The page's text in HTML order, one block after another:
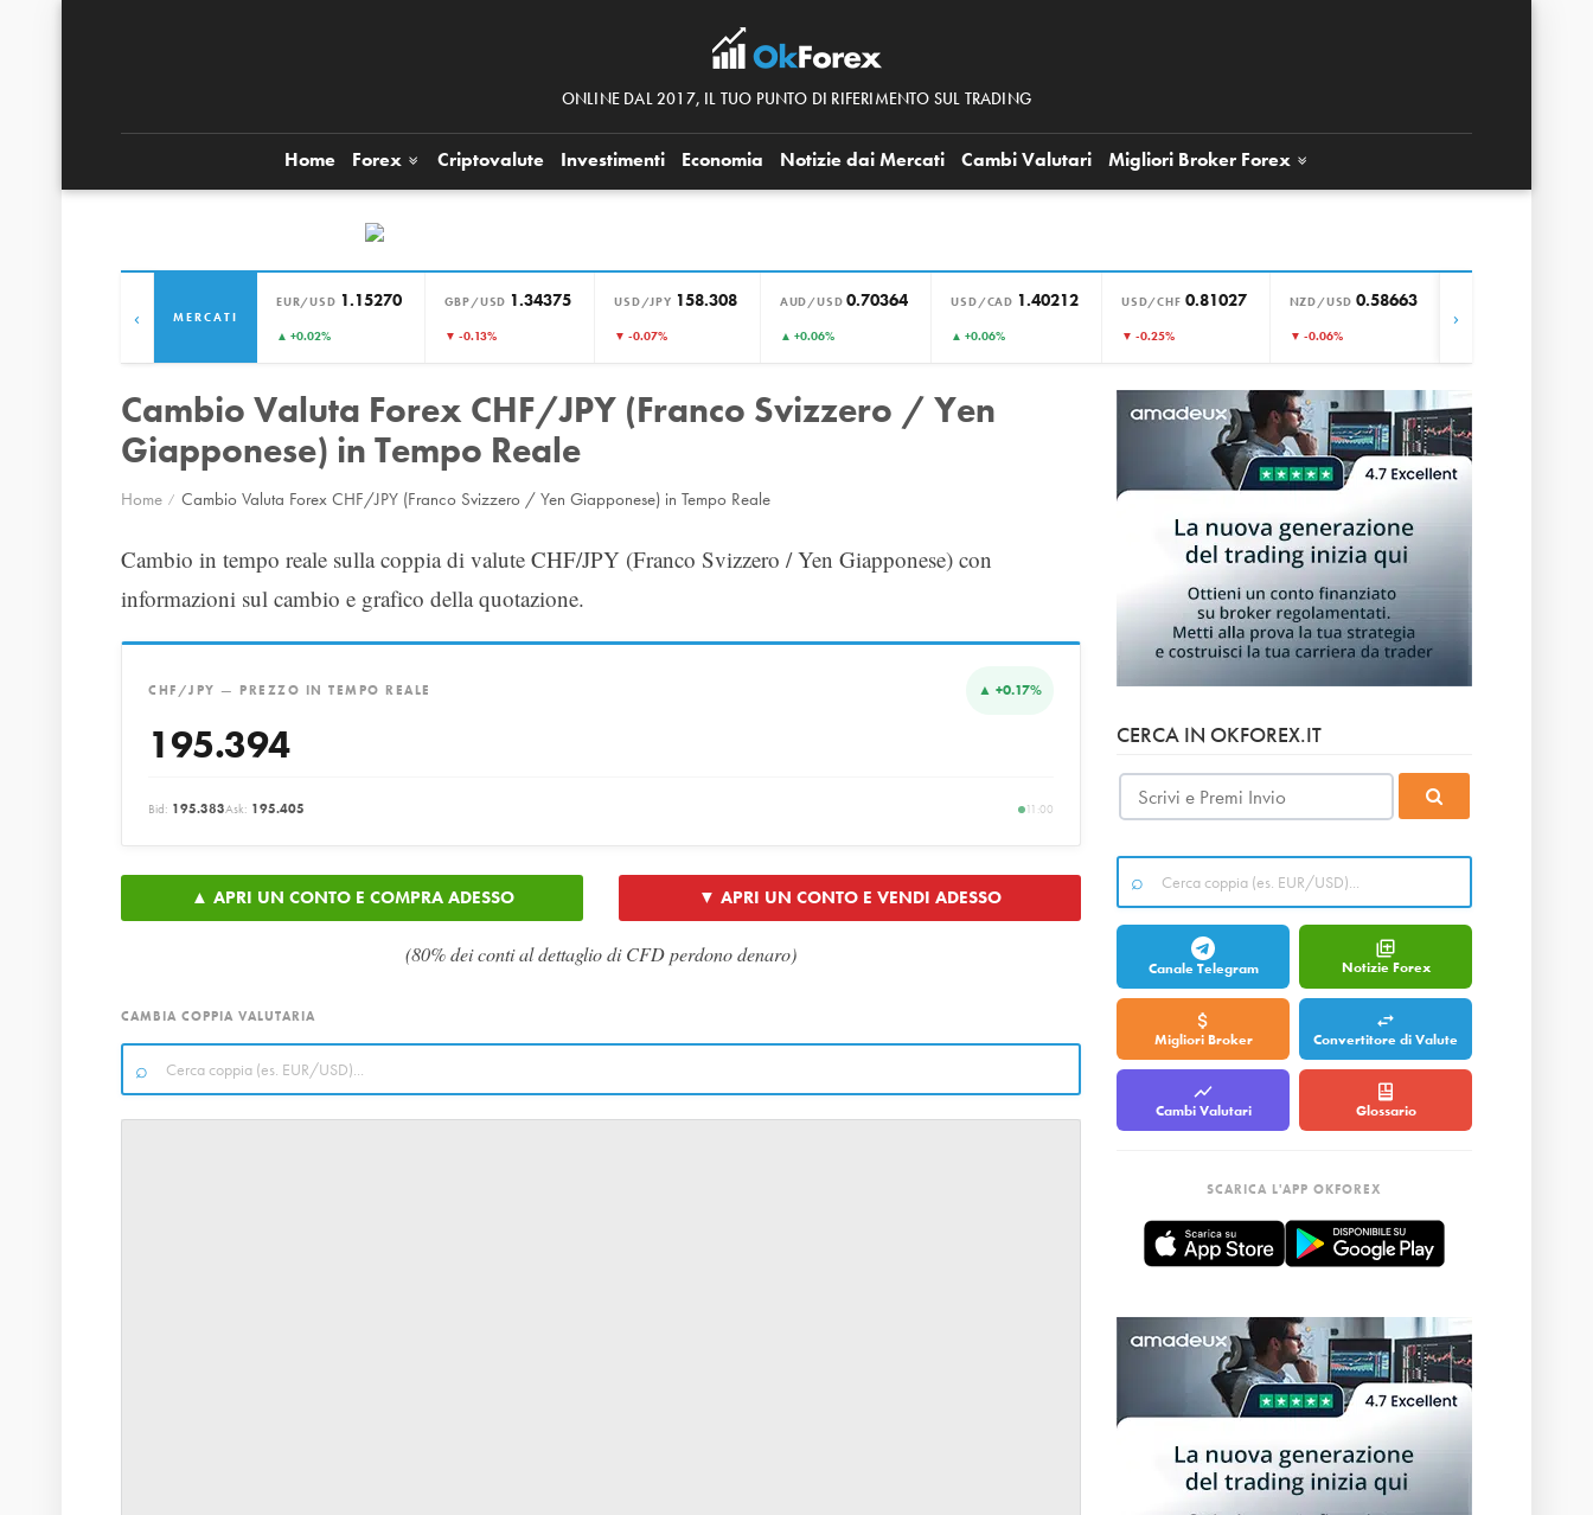
ONLINE DAL 2017, IL TUO PUNTO DI RIFERIMENTO SUL TRADING
Home Forex Criptovalute Investimenti Economia Notizie dai Mercati Cambi Valutari Migliori Broker Forex
MERCATI
EUR/USD 1.15270
▲ +0.02%
GBP/USD 1.34375
▼ -0.13%
USD/JPY 158.308
▼ -0.07%
AUD/USD 0.70364
▲ +0.06%
USD/CAD 1.40212
▲ +0.06%
USD/CHF 0.81027
▼ -0.25%
NZD/USD 0.58663
▼ -0.06%
‹ ›
Cambio Valuta Forex CHF/JPY (Franco Svizzero / Yen
Giapponese) in Tempo Reale
Home Cambio Valuta Forex CHF/JPY (Franco Svizzero / Yen Giapponese) in Tempo Reale
Cambio in tempo reale sulla coppia di valute CHF/JPY (Franco Svizzero / Yen Giapponese) con
informazioni sul cambio e grafico della quotazione.
CHF/JPY — PREZZO IN TEMPO REALE ▲ +0.17%
195.394
Bid: 195.383Ask: 195.405 11:00
▲ APRI UN CONTO E COMPRA ADESSO ▼ APRI UN CONTO E VENDI ADESSO
(80% dei conti al dettaglio di CFD perdono denaro)
CAMBIA COPPIA VALUTARIA
CERCA IN OKFOREX.IT
Canale Telegram Notizie Forex
Migliori Broker Convertitore di Valute
Cambi Valutari Glossario
SCARICA L'APP OKFOREX